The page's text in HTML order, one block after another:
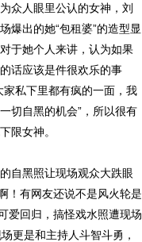
众人眼里公认的女神，刘
爆出的她“包租婆”的造型显
于她个人来讲，认为如果
话应该是件很欢乐的事
家私下里都有疯的一面，我
切自黑的机会”，所以很有
限女神。
黑照让现场观众大跌眼
！有网友还说不是风火轮是
爱回归，搞怪戏水照遭现场
更是和主持人斗智斗勇，